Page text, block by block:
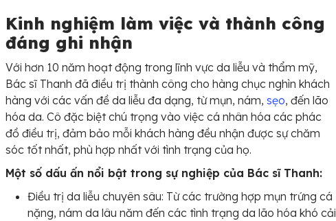
Kinh nghiệm làm việc và thành công
đáng ghi nhận
Với hơn 10 năm hoạt động trong lĩnh vực da liễu và thẩm mỹ,
Bác sĩ Thanh đã điều trị thành công cho hàng chục nghìn khách
hàng với các vấn đề da liễu đa dạng, từ mụn, nám,sẹo, đến lão
hóa da. Cô đặc biệt chú trọng vào việc cá nhân hóa các phác
đồ điều trị, đảm bảo mỗi khách hàng đều nhận được sự chăm
sóc tốt nhất, phù hợp nhất với tình trạng của họ.
Một số dấu ấn nổi bật trong sự nghiệp của Bác sĩ Thanh:
Điều trị da liễu chuyên sâu: Từ các trường hợp mụn trứng cá
nặng, nám da lâu năm đến các tình trạng da lão hóa khó cải